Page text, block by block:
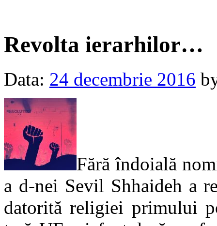
Revolta ierarhilor…
Data: 24 decembrie 2016
Fără îndoială
a d-nei Sevil Shhaideh a
datorită religiei primului